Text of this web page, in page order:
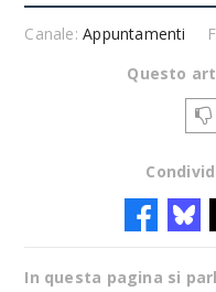
Canale:Appuntamenti
Questo
In questa pagina si